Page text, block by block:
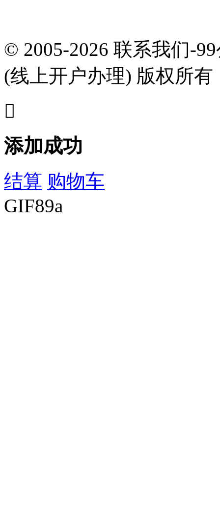
© 2005-2026 联系我们-
(线上开户办理) 版权所

添加成功
结算 购物车
GIF89a